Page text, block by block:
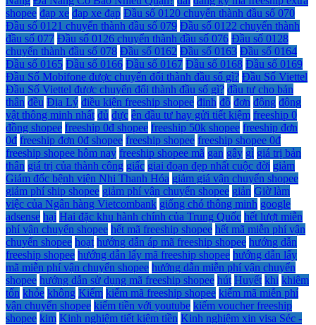
shopee đạp xe đạp xe đạp Đầu số 0120 chuyển thành đầu số 070
Đầu số 0121 chuyển thành đầu số 079 Đầu số 0122 chuyển thành
đầu số 077 Đầu số 0126 chuyển thành đầu số 076 Đầu số 0128
chuyển thành đầu số 078 Đầu số 0162 Đầu số 0163 Đầu số 0164
Đầu số 0165 Đầu số 0166 Đầu số 0167 Đầu số 0168 Đầu số 0169
Đầu Số Mobifone được chuyển đổi thành đầu số gì? Đầu Số Viettel
Đầu Số Viettel được chuyển đổi thành đầu số gì? đầu tư cho bản
thân đều Địa Lý điều kiện freeship shopee định đồ đơn động động
vật thông minh nhất đủ đực ên đầu tư hay gửi tiết kiệm freeship 0
đồng shopee freeship 0đ shopee freeship 50k shopee freeship đơn
0đ freeship đơn 0đ shopee freeship shopee freeship shopee 0đ
freeship shopee hôm nay freeship shopee mã gan gây gì giá trị bản
thân giá trị của thành công giấc giai đoạn đẹp nhất cuộc đời giảm
Giám đốc bệnh viện Nhi Thanh Hóa giảm giá vận chuyển shopee
giảm phí ship shopee giảm phí vận chuyển shopee giản Giờ làm
việc của Ngân hàng Vietcombank giống chó thông minh google
adsense hại Hai đặc khu hành chính của Trung Quốc hết lượt miễn
phí vận chuyển shopee hết mã freeship shopee hết mã miễn phí vận
chuyển shopee hoạt hướng dẫn áp mã freeship shopee hướng dẫn
freeship shopee hướng dẫn lấy mã freeship shopee hướng dẫn lấy
mã miễn phí vận chuyển shopee hướng dẫn miễn phí vận chuyển
shopee hướng dẫn sử dụng mã freeship shopee hút Huyết khi khiêm
tốn khỏe không Kiểm kiếm mã freeship shopee kiếm mã miễn phí
vận chuyển shopee kiếm tiền với youtube kiếm voucher freeship
shopee kim Kinh nghiệm tiết kiệm tiền Kinh nghiệm xin visa Séc -